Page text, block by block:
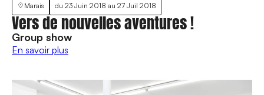
Marais du 23 Juin 2018 au 27 Juil 2018
Vers de nouvelles aventures !
Group show
En savoir plus